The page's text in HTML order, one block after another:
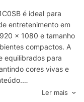
é ideal para
entretenimento em
x 1080 e tamanho
compactos. A
equilibrados para
cores vivas e
aplicativos de
Ler mais